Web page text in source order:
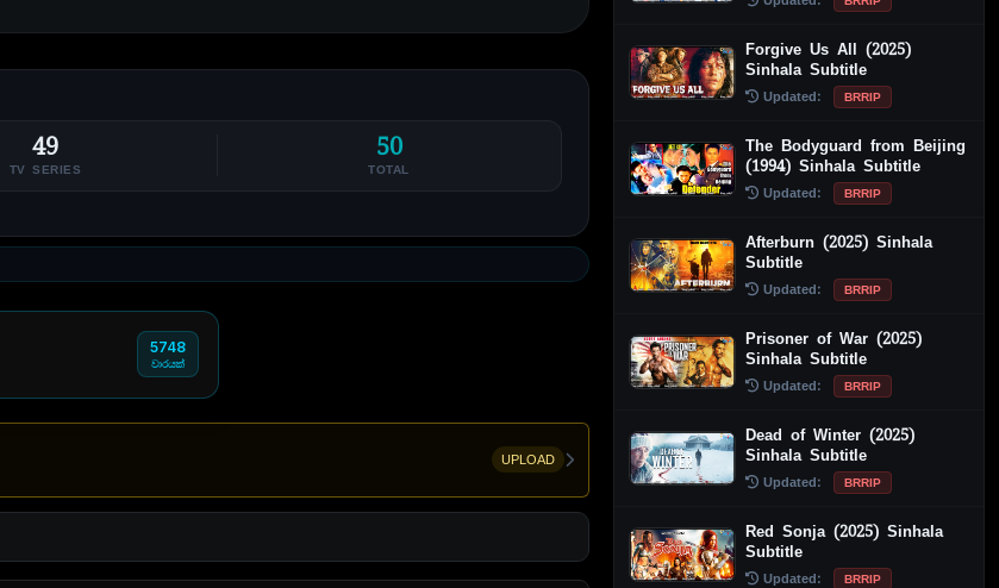
49
TV SERIES
50
TOTAL
5748
වාරයක්
UPLOAD
Forgive Us All (2025)
Sinhala Subtitle
Updated: BRRIP
The Bodyguard from Beijing
(1994) Sinhala Subtitle
Updated: BRRIP
Afterburn (2025) Sinhala
Subtitle
Updated: BRRIP
Prisoner of War (2025)
Sinhala Subtitle
Updated: BRRIP
Dead of Winter (2025)
Sinhala Subtitle
Updated: BRRIP
Red Sonja (2025) Sinhala
Subtitle
Updated: BRRIP